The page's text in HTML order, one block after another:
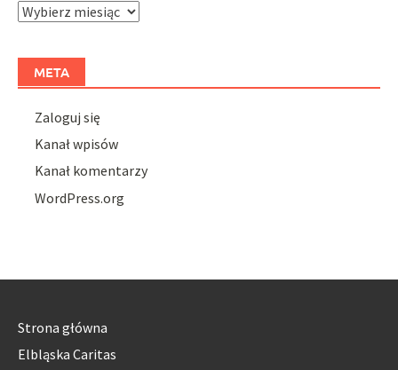
Archiwa
META
Zaloguj się
Kanał wpisów
Kanał komentarzy
WordPress.org
Strona główna
Elbląska Caritas